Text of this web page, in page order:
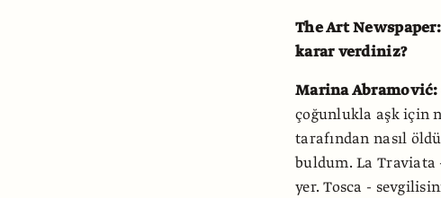
The Art
karar verdiniz?
Marina Abramović:
çoğunlukla aşk için
tarafından nasıl
buldum. La Traviata
yer. Tosca -